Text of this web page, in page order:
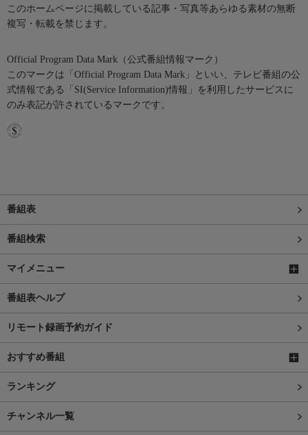
このホームページに掲載している記事・写真等あらゆる素材の無断
複写・転載を禁じます。
Official Program Data Mark（公式番組情報マーク）
このマークは「Official Program Data Mark」といい、テレビ番組の公
式情報である「SI(Service Information)情報」を利用したサービスに
のみ表記が許されているマークです。
番組表
番組検索
マイメニュー
番組表ヘルプ
リモート録画予約ガイド
おすすめ番組
ランキング
チャンネル一覧